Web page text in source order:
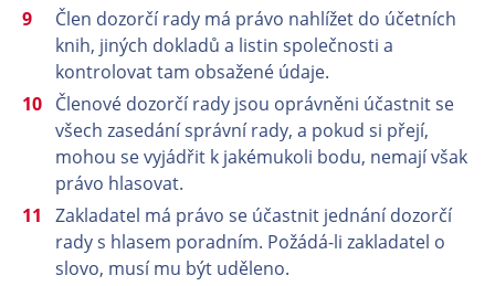
Člen dozorčí rady má právo nahlížet do účetních
knih, jiných dokladů a listin společnosti a
kontrolovat tam obsažené údaje.
Členové dozorčí rady jsou oprávněni účastnit se
všech zasedání správní rady, a pokud si přejí,
mohou se vyjádřit k jakémukoli bodu, nemají však
právo hlasovat.
Zakladatel má právo se účastnit jednání dozorčí
rady s hlasem poradním. Požádá-li zakladatel o
slovo, musí mu být uděleno.